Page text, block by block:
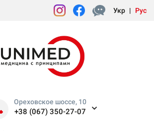
Укр | Рус
Ореховское шоссе, 10
+38 (067) 350-27-07